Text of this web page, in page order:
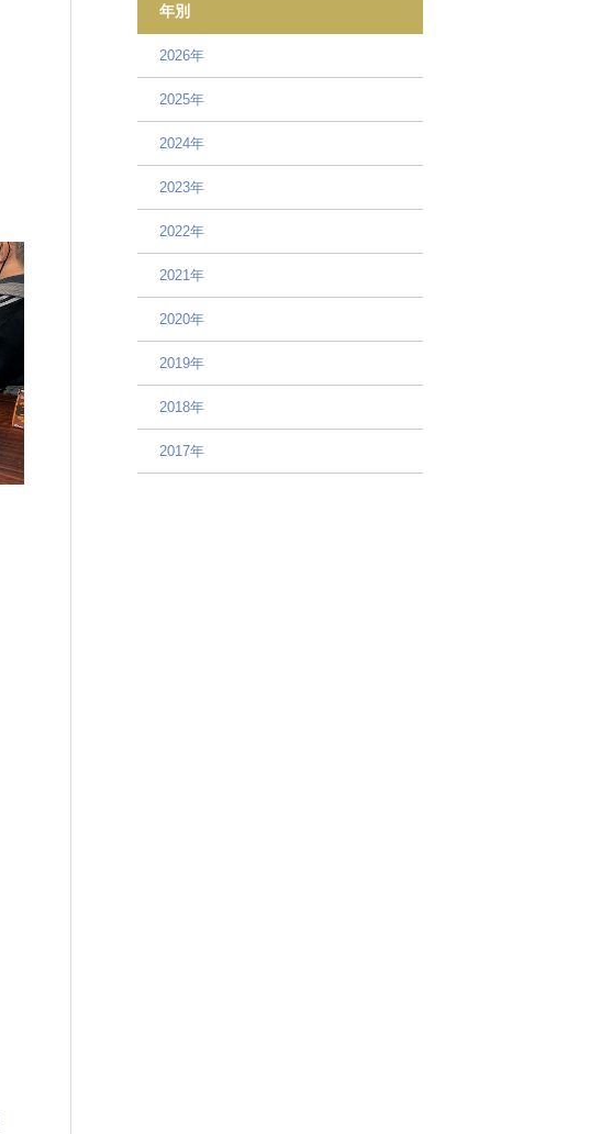
年別
2026年
2025年
2024年
2023年
2022年
2021年
2020年
2019年
2018年
2017年